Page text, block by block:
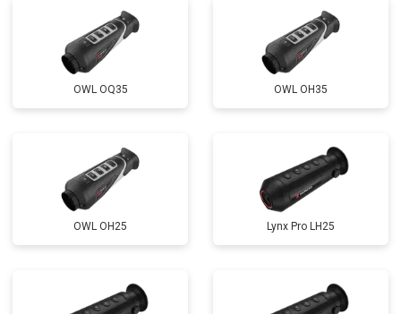
OWL OQ35 OWL OH35
OWL OH25 Lynx Pro LH25